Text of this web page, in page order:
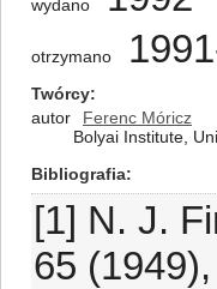
wydano
otrzymano
Twórcy
autor
Ferenc Móricz
Bolyai Institute,
Bibliografia
[1] N. J.
65